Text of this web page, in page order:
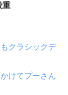
重
クラシックデ
けてプーさん